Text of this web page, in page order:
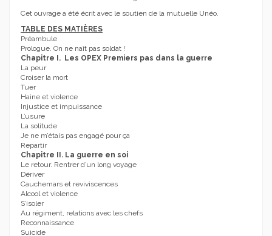
Cet ouvrage a été écrit avec le soutien de la mutuelle Unéo.
TABLE DES MATIÈRES
Préambule
Prologue. On ne naît pas soldat !
Chapitre I. Les OPEX Premiers pas dans la guerre
La peur
Croiser la mort
Tuer
Haine et violence
Injustice et impuissance
L’usure
La solitude
Je ne m’étais pas engagé pour ça
Repartir
Chapitre II. La guerre en soi
Le retour. Rentrer d’un long voyage
Dériver
Cauchemars et reviviscences
Alcool et violence
S’isoler
Au régiment, relations avec les chefs
Reconnaissance
Suicide